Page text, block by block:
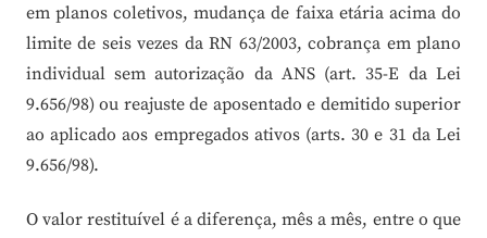
em planos coletivos, mudança de faixa etária acima do
limite de seis vezes da RN 63/2003, cobrança em plano
individual sem autorização da ANS (art. 35-E da Lei
9.656/98) ou reajuste de aposentado e demitido superior
ao aplicado aos empregados ativos (arts. 30 e 31 da Lei
9.656/98).
O valor restituível é a diferença, mês a mês, entre o que